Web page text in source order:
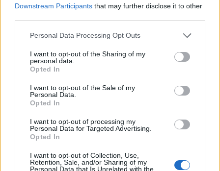
Downstream Participants that may further disclose it to other
Please note that this website/app uses one or more Google
not limited to your visit or usage behaviour. You may click to
grant or deny consent to Google and its third-party tags to
use your data for below specified purposes in below Google
consent section.
Personal Data Processing Opt Outs
I want to opt-out of the Sharing of my
personal data.
Opted In
I want to opt-out of the Sale of my
Personal Data.
Opted In
I want to opt-out of processing my
Personal Data for Targeted Advertising.
Opted In
I want to opt-out of Collection, Use,
Retention, Sale, and/or Sharing of my
Personal Data that Is Unrelated with the
tetőcserepet!